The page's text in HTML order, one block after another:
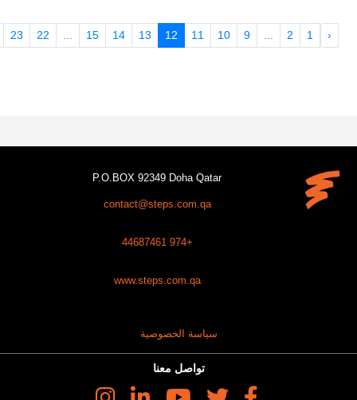
‹
1
2
9
10
11
12
13
14
15
22
23
P.O.BOX 92349 Doha Qatar
contact@steps.com.qa
+974 44687461
www.steps.com.qa
سياسة الخصوصية
تواصل معنا